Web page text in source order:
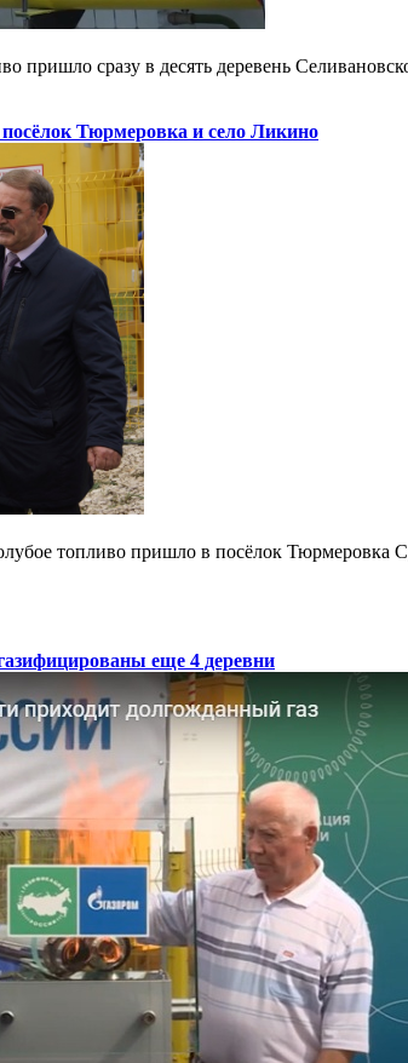
пришло сразу в десять деревень
Тюрмеровка и село Ликино
топливо пришло в посёлок Тюрмеровка
еще 4 деревни